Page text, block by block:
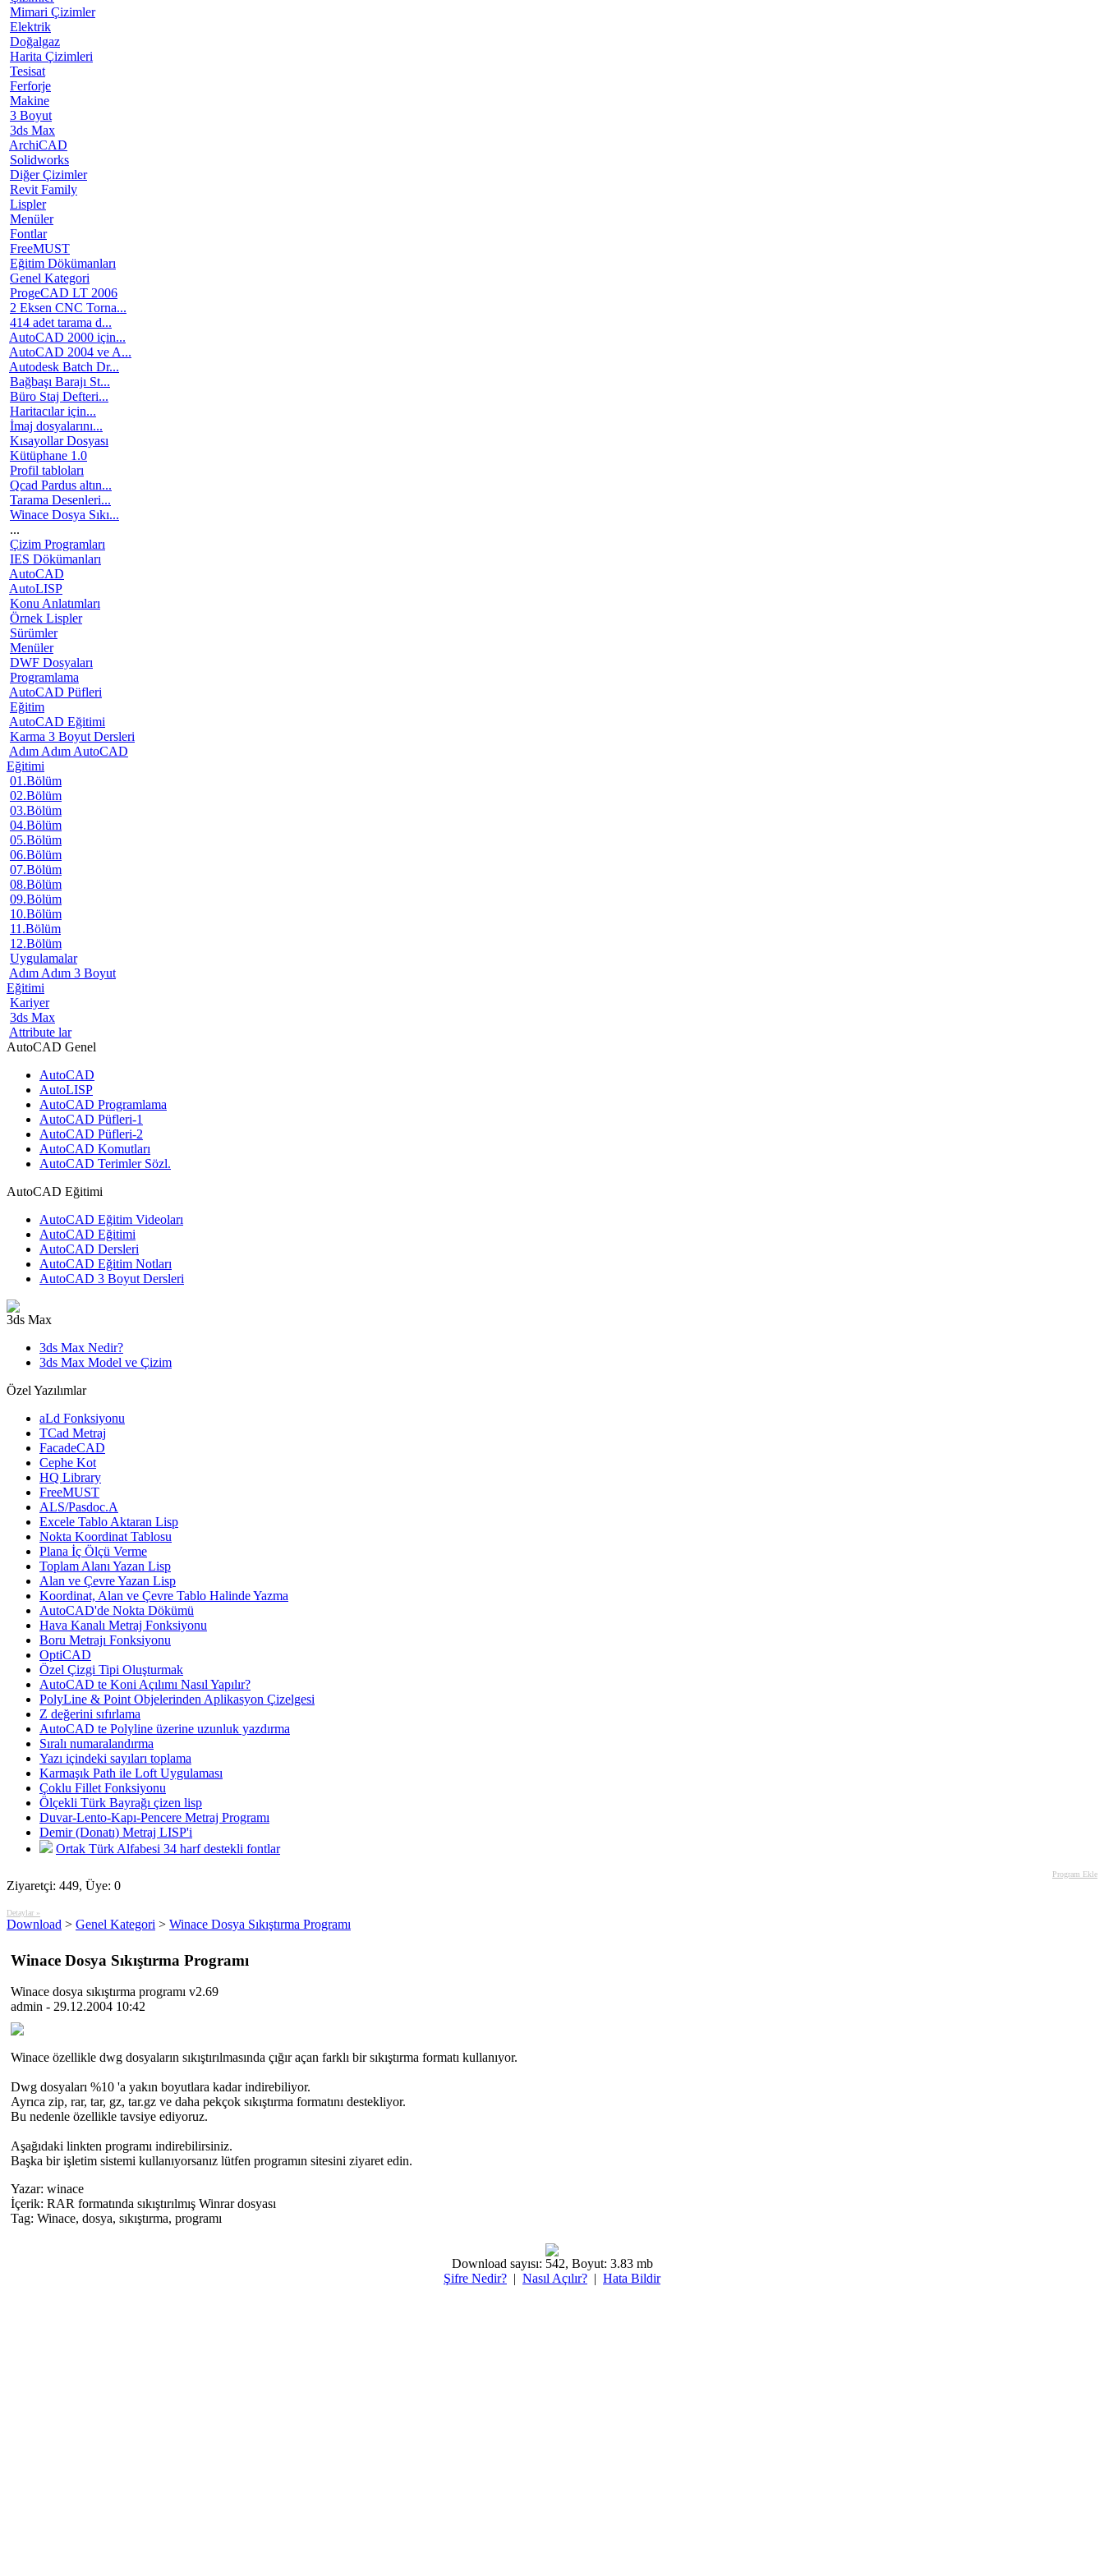
Mimari Çizimler
Elektrik
Doğalgaz
Harita Çizimleri
Tesisat
Ferforje
Makine
3 Boyut
3ds Max
ArchiCAD
Solidworks
Diğer Çizimler
Revit Family
Lispler
Menüler
Fontlar
FreeMUST
Eğitim Dökümanları
Genel Kategori
ProgeCAD LT 2006
2 Eksen CNC Torna...
414 adet tarama d...
AutoCAD 2000 için...
AutoCAD 2004 ve A...
Autodesk Batch Dr...
Bağbaşı Barajı St...
Büro Staj Defteri...
Haritacılar için...
İmaj dosyalarını...
Kısayollar Dosyası
Kütüphane 1.0
Profil tabloları
Qcad Pardus altın...
Tarama Desenleri...
Winace Dosya Sıkı...
...
Çizim Programları
IES Dökümanları
AutoCAD
AutoLISP
Konu Anlatımları
Örnek Lispler
Sürümler
Menüler
DWF Dosyaları
Programlama
AutoCAD Püfleri
Eğitim
AutoCAD Eğitimi
Karma 3 Boyut Dersleri
Adım Adım AutoCAD
Eğitimi
01.Bölüm
02.Bölüm
03.Bölüm
04.Bölüm
05.Bölüm
06.Bölüm
07.Bölüm
08.Bölüm
09.Bölüm
10.Bölüm
11.Bölüm
12.Bölüm
Uygulamalar
Adım Adım 3 Boyut
Eğitimi
Kariyer
3ds Max
Attribute lar
AutoCAD Genel
AutoCAD
AutoLISP
AutoCAD Programlama
AutoCAD Püfleri-1
AutoCAD Püfleri-2
AutoCAD Komutları
AutoCAD Terimler Sözl.
AutoCAD Eğitimi
AutoCAD Eğitim Videoları
AutoCAD Eğitimi
AutoCAD Dersleri
AutoCAD Eğitim Notları
AutoCAD 3 Boyut Dersleri
3ds Max
3ds Max Nedir?
3ds Max Model ve Çizim
Özel Yazılımlar
aLd Fonksiyonu
TCad Metraj
FacadeCAD
Cephe Kot
HQ Library
FreeMUST
ALS/Pasdoc.A
Excele Tablo Aktaran Lisp
Nokta Koordinat Tablosu
Plana İç Ölçü Verme
Toplam Alanı Yazan Lisp
Alan ve Çevre Yazan Lisp
Koordinat, Alan ve Çevre Tablo Halinde Yazma
AutoCAD'de Nokta Dökümü
Hava Kanalı Metraj Fonksiyonu
Boru Metrajı Fonksiyonu
OptiCAD
Özel Çizgi Tipi Oluşturmak
AutoCAD te Koni Açılımı Nasıl Yapılır?
PolyLine & Point Objelerinden Aplikasyon Çizelgesi
Z değerini sıfırlama
AutoCAD te Polyline üzerine uzunluk yazdırma
Sıralı numaralandırma
Yazı içindeki sayıları toplama
Karmaşık Path ile Loft Uygulaması
Çoklu Fillet Fonksiyonu
Ölçekli Türk Bayrağı çizen lisp
Duvar-Lento-Kapı-Pencere Metraj Programı
Demir (Donatı) Metraj LISP'i
Ortak Türk Alfabesi 34 harf destekli fontlar
Program Ekle
Ziyaretçi: 449, Üye: 0
Detaylar »
Download > Genel Kategori > Winace Dosya Sıkıştırma Programı
Winace Dosya Sıkıştırma Programı
Winace dosya sıkıştırma programı v2.69
admin - 29.12.2004 10:42
Winace özellikle dwg dosyaların sıkıştırılmasında çığır açan farklı bir sıkıştırma formatı kullanıyor.
Dwg dosyaları %10 'a yakın boyutlara kadar indirebiliyor.
Ayrıca zip, rar, tar, gz, tar.gz ve daha pekçok sıkıştırma formatını destekliyor.
Bu nedenle özellikle tavsiye ediyoruz.
Aşağıdaki linkten programı indirebilirsiniz.
Başka bir işletim sistemi kullanıyorsanız lütfen programın sitesini ziyaret edin.
Yazar: winace
İçerik: RAR formatında sıkıştırılmış Winrar dosyası
Tag: Winace, dosya, sıkıştırma, programı
Download sayısı: 542, Boyut: 3.83 mb
Şifre Nedir? | Nasıl Açılır? | Hata Bildir